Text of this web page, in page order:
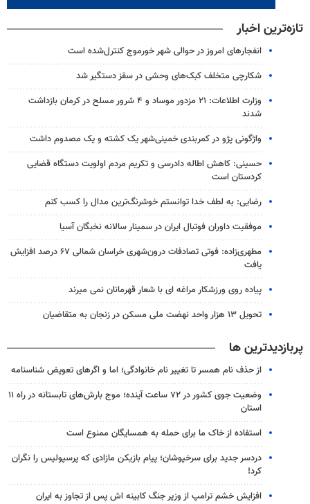
تازه‌ترین اخبار
انفجارهای امروز در حوالی شهر خورموج کنترل‌شده است
شکارچی متخلف کبک‌های وحشی در سقز دستگیر شد
وزارت اطلاعات: ۲۱ مزدور موساد و ۴ شرور مسلح در کرمان بازداشت
شدند
واژگونی پژو در کمربندی خمینی‌شهر یک کشته و یک مصدوم داشت
حسینی: کاهش اطاله دادرسی و تکریم مردم اولویت دستگاه قضایی
کردستان است
رضایی: به لطف خدا توانستم خوشرنگ‌ترین مدال را کسب کنم
موفقیت داوران فوتبال ایران در سمینار سالانه نخبگان آسیا
مطهری‌زاده: فوتی تصادفات درون‌شهری خراسان شمالی ۶۷ درصد افزایش
یافت
پیاده روی ورزشکار مراغه ای با شعار قهرمانان نمی میرند
تحویل ۱۳ هزار واحد نهضت ملی مسکن در زنجان به متقاضیان
پربازدیدترین ها
از حذف نام همسر تا تغییر نام خانوادگی؛ اما و اگرهای تعویض شناسنامه
وضعیت جوی کشور در ۷۲ ساعت آینده؛ موج بارش‌های تابستانه در راه ۱۱
استان
استفاده از خاک ما برای حمله به همسایگان ممنوع است
دردسر جدید برای سرخپوشان؛ پیام بازیکن مازادی که پرسپولیس را نگران
کرد!
افزایش خشم ترامپ از وزیر جنگ کابینه اش پس از تجاوز به ایران